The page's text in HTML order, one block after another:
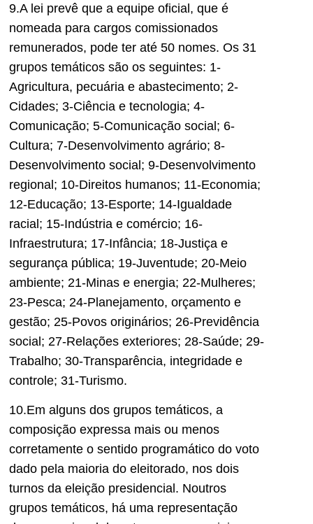
9.A lei prevê que a equipe oficial, que é
nomeada para cargos comissionados
remunerados, pode ter até 50 nomes. Os 31
grupos temáticos são os seguintes: 1-
Agricultura, pecuária e abastecimento; 2-
Cidades; 3-Ciência e tecnologia; 4-
Comunicação; 5-Comunicação social; 6-
Cultura; 7-Desenvolvimento agrário; 8-
Desenvolvimento social; 9-Desenvolvimento
regional; 10-Direitos humanos; 11-Economia;
12-Educação; 13-Esporte; 14-Igualdade
racial; 15-Indústria e comércio; 16-
Infraestrutura; 17-Infância; 18-Justiça e
segurança pública; 19-Juventude; 20-Meio
ambiente; 21-Minas e energia; 22-Mulheres;
23-Pesca; 24-Planejamento, orçamento e
gestão; 25-Povos originários; 26-Previdência
social; 27-Relações exteriores; 28-Saúde; 29-
Trabalho; 30-Transparência, integridade e
controle; 31-Turismo.
10.Em alguns dos grupos temáticos, a
composição expressa mais ou menos
corretamente o sentido programático do voto
dado pela maioria do eleitorado, nos dois
turnos da eleição presidencial. Noutros
grupos temáticos, há uma representação